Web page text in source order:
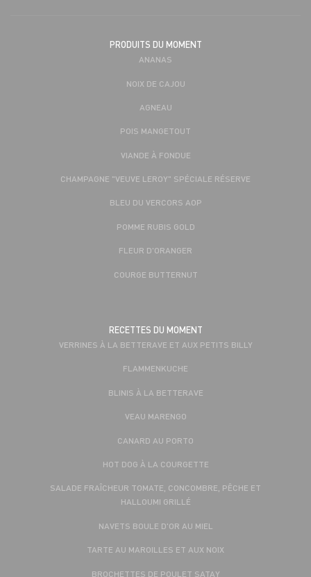
PRODUITS DU MOMENT
ANANAS
NOIX DE CAJOU
AGNEAU
POIS MANGETOUT
VIANDE À FONDUE
CHAMPAGNE "VEUVE LEROY" SPÉCIALE RÉSERVE
BLEU DU VERCORS AOP
POMME RUBIS GOLD
FLEUR D'ORANGER
COURGE BUTTERNUT
RECETTES DU MOMENT
VERRINES À LA BETTERAVE ET AUX PETITS BILLY
FLAMMENKUCHE
BLINIS À LA BETTERAVE
VEAU MARENGO
CANARD AU PORTO
HOT DOG À LA COURGETTE
SALADE FRAÎCHEUR TOMATE, CONCOMBRE, PÊCHE ET
HALLOUMI GRILLÉ
NAVETS BOULE D'OR AU MIEL
TARTE AU MAROILLES ET AUX NOIX
BROCHETTES DE POULET SATAY